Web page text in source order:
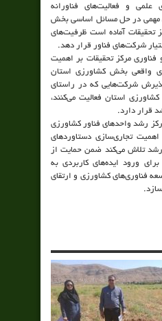
علمی و فعالیت‌های فناورانه
مهمی در حل مسائل اساسی بخش
تحقیقات آماده است ظرفیت‌های
شرکت‌های فناور قرار دهد.
مرکز تحقیقات بر اهمیت
واقعی بخش کشاورزی استان
شرکت‌هایی که در راستای
استان فعالیت می‌کنند،
قرار دارد.
رشد واحدهای فناور کشاورزی
تجاری‌سازی دستاوردهای
رشد تلاش می‌کند ضمن حمایت از
برای ورود ایده‌های کاربردی به
فناوری‌های کشاورزی و ارتقای